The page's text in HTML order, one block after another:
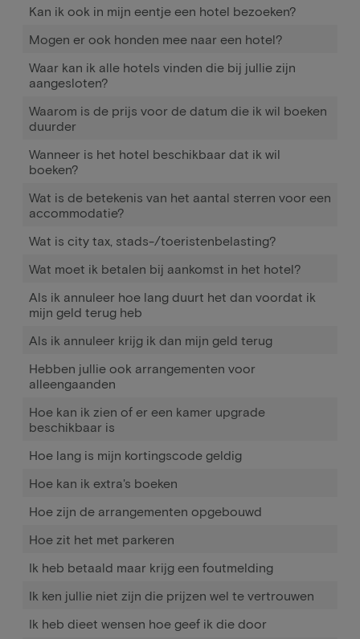
Kan ik ook in mijn eentje een hotel bezoeken?
Mogen er ook honden mee naar een hotel?
Waar kan ik alle hotels vinden die bij jullie zijn
aangesloten?
Waarom is de prijs voor de datum die ik wil boeken
duurder
Wanneer is het hotel beschikbaar dat ik wil
boeken?
Wat is de betekenis van het aantal sterren voor een
accommodatie?
Wat is city tax, stads-/toeristenbelasting?
Wat moet ik betalen bij aankomst in het hotel?
Als ik annuleer hoe lang duurt het dan voordat ik
mijn geld terug heb
Als ik annuleer krijg ik dan mijn geld terug
Hebben jullie ook arrangementen voor
alleengaanden
Hoe kan ik zien of er een kamer upgrade
beschikbaar is
Hoe lang is mijn kortingscode geldig
Hoe kan ik extra's boeken
Hoe zijn de arrangementen opgebouwd
Hoe zit het met parkeren
Ik heb betaald maar krijg een foutmelding
Ik ken jullie niet zijn die prijzen wel te vertrouwen
Ik heb dieet wensen hoe geef ik die door